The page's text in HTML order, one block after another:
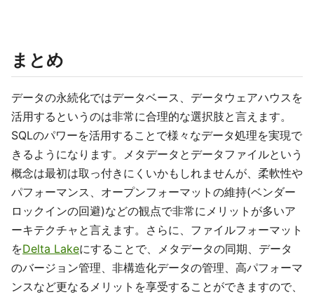
まとめ
データの永続化ではデータベース、データウェアハウスを
活用するというのは非常に合理的な選択肢と言えます。
SQLのパワーを活用することで様々なデータ処理を実現で
きるようになります。メタデータとデータファイルという
概念は最初は取っ付きにくいかもしれませんが、柔軟性や
パフォーマンス、オープンフォーマットの維持(ベンダー
ロックインの回避)などの観点で非常にメリットが多いア
ーキテクチャと言えます。さらに、ファイルフォーマット
をDelta Lakeにすることで、メタデータの同期、データ
のバージョン管理、非構造化データの管理、高パフォーマ
ンスなど更なるメリットを享受することができますので、